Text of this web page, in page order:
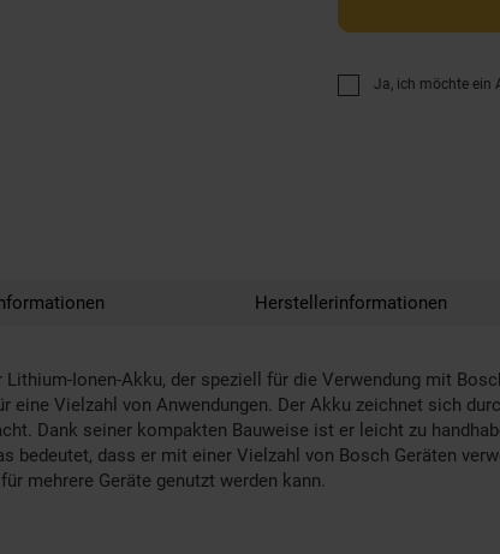
Ja, ich möchte ein
Herstellerinformationen
Ionen-Akku, der speziell für die Verwendung mit
eine Vielzahl von Anwendungen. Der Akku zeichnet sich
Dank seiner kompakten Bauweise ist er leicht zu
dass er mit einer Vielzahl von Bosch Geräten
mehrere Geräte genutzt werden kann.